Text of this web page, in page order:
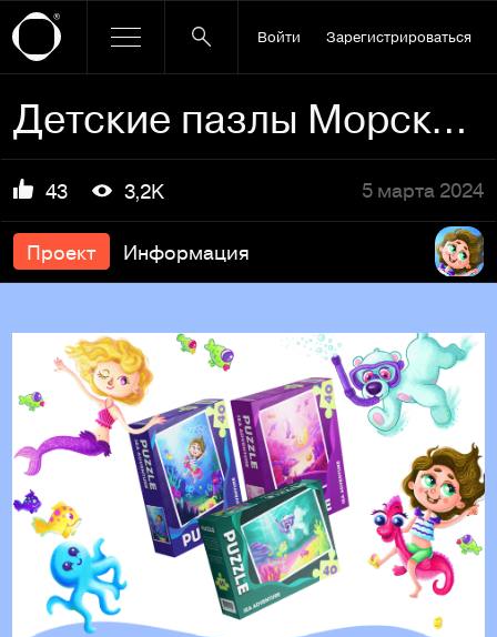
Войти Зарегистрироваться
Детские пазлы Морское приключение
43 3,2K 5 марта 2024
Проект Информация